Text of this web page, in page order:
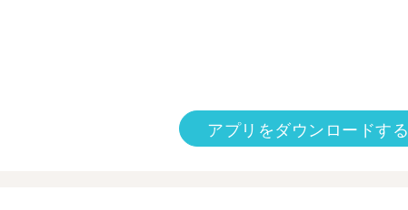
アプリをダウンロードする